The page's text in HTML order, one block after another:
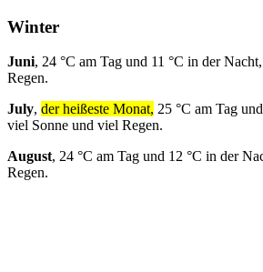
Winter
Juni, 24 °C am Tag und 11 °C in der
Regen.
July, der heißeste Monat, 25 °C am Tag
viel Sonne und viel Regen.
August, 24 °C am Tag und 12 °C in der
Regen.